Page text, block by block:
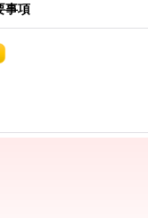
事項